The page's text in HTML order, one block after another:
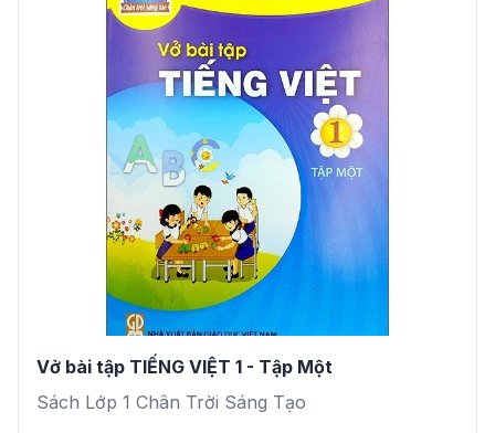
Vở bài tập TIẾNG VIỆT 1 - Tập Một
Sách Lớp 1 Chân Trời Sáng Tạo